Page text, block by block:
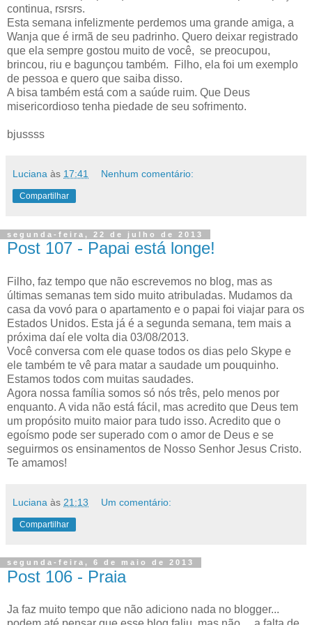
continua, rsrsrs.
Esta semana infelizmente perdemos uma grande amiga, a
Wanja que é irmã de seu padrinho. Quero deixar registrado
que ela sempre gostou muito de você, se preocupou,
brincou, riu e bagunçou também. Filho, ela foi um exemplo
de pessoa e quero que saiba disso.
A bisa também está com a saúde ruim. Que Deus
misericordioso tenha piedade de seu sofrimento.
bjussss
Luciana às 17:41 Nenhum comentário:
Compartilhar
segunda-feira, 22 de julho de 2013
Post 107 - Papai está longe!
Filho, faz tempo que não escrevemos no blog, mas as
últimas semanas tem sido muito atribuladas. Mudamos da
casa da vovó para o apartamento e o papai foi viajar para os
Estados Unidos. Esta já é a segunda semana, tem mais a
próxima daí ele volta dia 03/08/2013.
Você conversa com ele quase todos os dias pelo Skype e
ele também te vê para matar a saudade um pouquinho.
Estamos todos com muitas saudades.
Agora nossa família somos só nós três, pelo menos por
enquanto. A vida não está fácil, mas acredito que Deus tem
um propósito muito maior para tudo isso. Acredito que o
egoísmo pode ser superado com o amor de Deus e se
seguirmos os ensinamentos de Nosso Senhor Jesus Cristo.
Te amamos!
Luciana às 21:13 Um comentário:
Compartilhar
segunda-feira, 6 de maio de 2013
Post 106 - Praia
Ja faz muito tempo que não adiciono nada no blogger...